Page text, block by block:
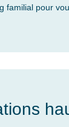
pour